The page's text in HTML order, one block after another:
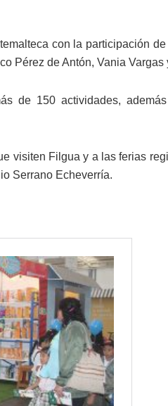
con la participación
Pérez de Antón, Vania Vargas
de 150 actividades,
visiten Filgua y a las ferias
Serrano Echeverría.